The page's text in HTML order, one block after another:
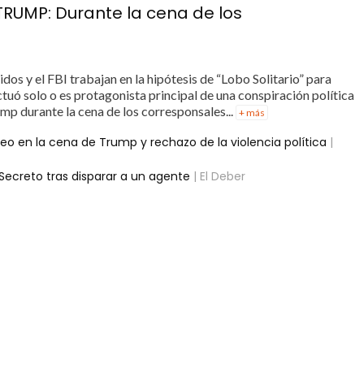
TRUMP: Durante la cena de los
y el FBI trabajan en la hipótesis de “Lobo Solitario” para
solo o es protagonista principal de una conspiración política
durante la cena de los corresponsales...
+ más
en la cena de Trump y rechazo de la violencia política |
tras disparar a un agente | El Deber